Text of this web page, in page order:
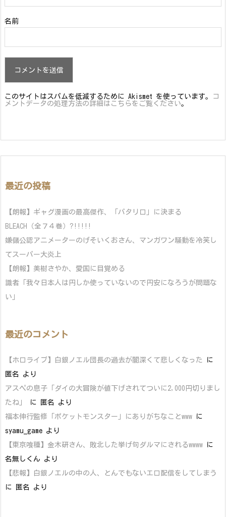
名前
このサイトはスパムを低減するために Akismet を使っています。
コ
メントデータの処理方法の詳細はこちらをご覧ください。
最近の投稿
【朗報】ギャグ漫画の最高傑作、「パタリロ」に決まる
BLEACH（全７４巻）?!!!!!
嫌儲公認アニメーターのげそいくおさん、マンガワン騒動を冷笑し
てスーパー大炎上
【朗報】美樹さやか、愛国に目覚める
識者「我々日本人は円しか使っていないので円安になろうが問題な
い」
最近のコメント
【ホロライブ】白銀ノエル団長の過去が闇深くて悲しくなった
に
匿名
より
アスペの息子「ダイの大冒険が値下げされてついに2,000円切りまし
たね」
に 匿名
より
福本伸行監修「ポケットモンスター」にありがちなことwww に
syamu_game より
【東京喰種】金木研さん、敗北した挙げ句ダルマにされるwwww に
名無しくん より
【悲報】白銀ノエルの中の人、とんでもないエロ配信をしてしまう
に
匿名 より